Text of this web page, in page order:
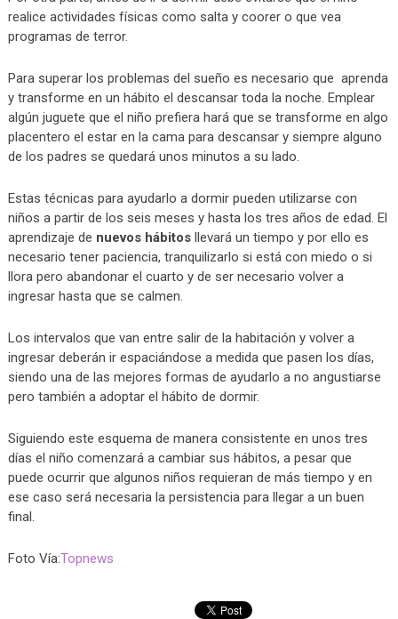
realice actividades físicas como salta y coorer o que vea
programas de terror.
Para superar los problemas del sueño es necesario que aprenda
y transforme en un hábito el descansar toda la noche. Emplear
algún juguete que el niño prefiera hará que se transforme en algo
placentero el estar en la cama para descansar y siempre alguno
de los padres se quedará unos minutos a su lado.
Estas técnicas para ayudarlo a dormir pueden utilizarse con
niños a partir de los seis meses y hasta los tres años de edad. El
aprendizaje de nuevos hábitosllevará un tiempo y por ello es
necesario tener paciencia, tranquilizarlo si está con miedo o si
llora pero abandonar el cuarto y de ser necesario volver a
ingresar hasta que se calmen.
Los intervalos que van entre salir de la habitación y volver a
ingresar deberán ir espaciándose a medida que pasen los días,
siendo una de las mejores formas de ayudarlo a no angustiarse
pero también a adoptar el hábito de dormir.
Siguiendo este esquema de manera consistente en unos tres
días el niño comenzará a cambiar sus hábitos, a pesar que
puede ocurrir que algunos niños requieran de más tiempo y en
ese caso será necesaria la persistencia para llegar a un buen
final.
Foto Vía:Topnews